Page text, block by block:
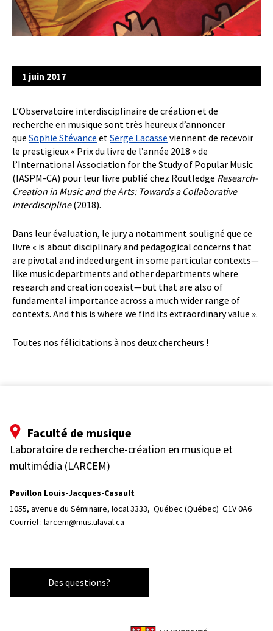
1 juin 2017
L’Observatoire interdisciplinaire de création et de
recherche en musique sont très heureux d’annoncer
que Sophie Stévance etSerge Lacasse viennent de recevoir
le prestigieux « Prix du livre de l’année 2018 » de
l’International Association for the Study of Popular Music
(IASPM-CA) pour leur livre publié chez Routledge Research-
Creation in Music and the Arts: Towards a Collaborative
Interdiscipline(2018).
Dans leur évaluation, le jury a notamment souligné que ce
livre « is about disciplinary and pedagogical concerns that
are pivotal and indeed urgent in some particular contexts—
like music departments and other departments where
research and creation coexist—but that are also of
fundamental importance across a much wider range of
contexts. And this is where we find its extraordinary value ».
Toutes nos félicitations à nos deux chercheurs !
Faculté de musique
Laboratoire de recherche-création en musique et
multimédia (LARCEM)
Pavillon Louis-Jacques-Casault
1055, avenue du Séminaire, local 3333, Québec (Québec)  G1V 0A6
Courriel : larcem@mus.ulaval.ca
Des questions?